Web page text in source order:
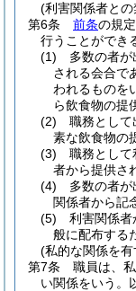
(利害関係者と
第6条
前条の規
行うことができ
(1)
多数の者
される会合で
われるものを
ら飲食物の提
(2)
職務として
素な飲食物の
(3)
職務として
者から提供さ
(4)
多数の者
関係者から記
(5)
利害関係者
般に配布する
(私的な関係を
第7条
職員は、
い関係をいう。